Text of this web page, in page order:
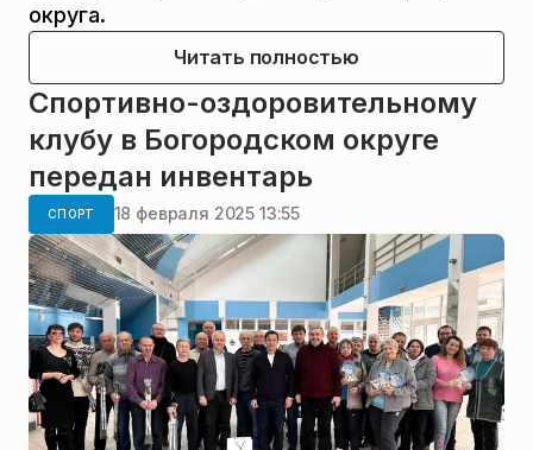
округа.
Читать полностью
Спортивно-оздоровительному
клубу в Богородском округе
передан инвентарь
СПОРТ 18 февраля 2025 13:55